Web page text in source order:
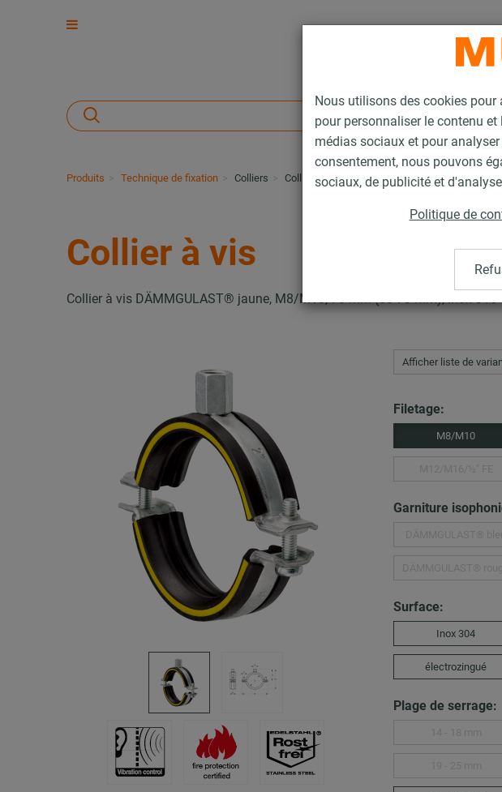
Nous utilisons des cookies pour
pour personnaliser le contenu
médias sociaux et pour
consentement, nous pouvons
sociaux, de publicité et
Politique de
Produits Technique de fixation Colliers Collier à vis
Collier à vis
Collier à vis DÄMMGULAST® jaune, M8/M10, 70 mm (68-73 mm), Inox 316
Afficher liste de
Filetage:
M8/M10
Garniture
Surface:
Inox 304
électrozingué
Plage de serrage: